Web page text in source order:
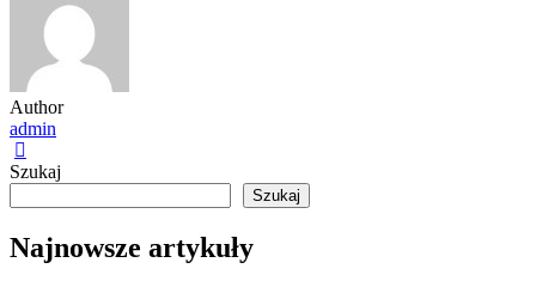
Author
admin
Szukaj
Szukaj
Najnowsze artykuły